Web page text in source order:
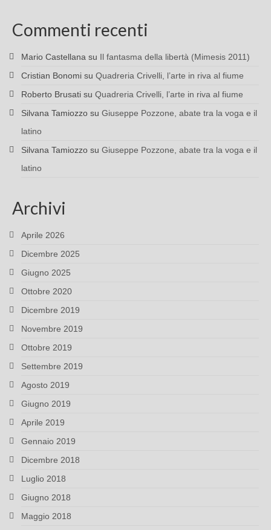
Commenti recenti
Mario Castellana su Il fantasma della libertà (Mimesis 2011)
Cristian Bonomi su Quadreria Crivelli, l’arte in riva al fiume
Roberto Brusati su Quadreria Crivelli, l’arte in riva al fiume
Silvana Tamiozzo su Giuseppe Pozzone, abate tra la voga e il
latino
Silvana Tamiozzo su Giuseppe Pozzone, abate tra la voga e il
latino
Archivi
Aprile 2026
Dicembre 2025
Giugno 2025
Ottobre 2020
Dicembre 2019
Novembre 2019
Ottobre 2019
Settembre 2019
Agosto 2019
Giugno 2019
Aprile 2019
Gennaio 2019
Dicembre 2018
Luglio 2018
Giugno 2018
Maggio 2018